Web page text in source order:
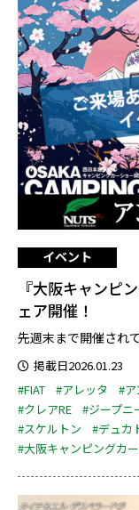
イベント
『大阪キャンピ
ェア開催！
先週末まで開催され
掲載日2026.01.23
#FIAT
#アレッタ #
#クレアRE
#ジープニ
#スケルトン
#デュカ
#大阪キャンピングカ